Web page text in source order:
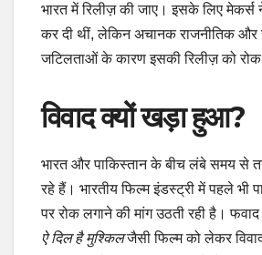
भारत में रिलीज़ की जाए। इसके लिए मेकर्स
कर दी थीं, लेकिन अचानक राजनीतिक
जटिलताओं के कारण इसकी रिलीज़ को रोक
विवाद क्यों खड़ा हुआ?
भारत और पाकिस्तान के बीच लंबे समय से
रहे हैं। भारतीय फिल्म इंडस्ट्री में पहले भी
पर रोक लगाने की मांग उठती रही है।
ऐ दिल है मुश्किलजैसी फिल्म को लेकर